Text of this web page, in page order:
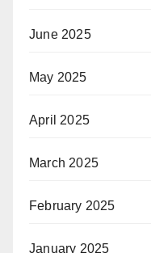
June 2025
May 2025
April 2025
March 2025
February 2025
January 2025